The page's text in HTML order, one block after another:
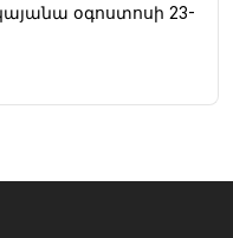
օգոստոսի 23-